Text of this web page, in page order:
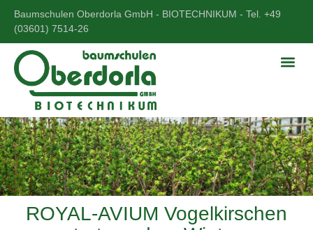
Baumschulen Oberdorla GmbH - BIOTECHNIKUM - Tel. +49
(03601) 7514-26
ROYAL-AVIUM Vogelkirschen